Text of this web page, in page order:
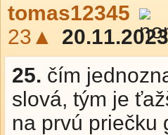
tomas12345
23▲
25. čím
slová, tým je
na prvú priečku